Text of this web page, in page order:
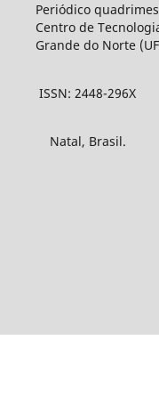
Periódico
Centro de
Grande do Norte
ISSN: 2448-296X
Natal, Brasil.